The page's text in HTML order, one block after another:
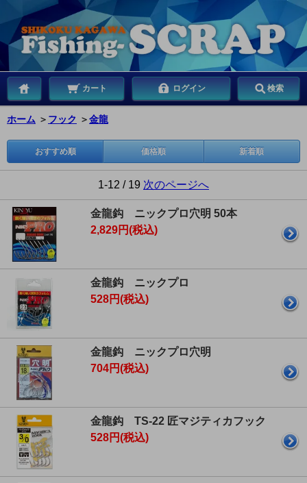
カート ログイン 検索
ホーム ＞ フック ＞金龍
おすすめ順 価格順 新着順
1-12 / 19 次のページへ
金龍鈎 ニックプロ穴明 50本
2,829円(税込)
金龍鈎 ニックプロ
528円(税込)
金龍鈎 ニックプロ穴明
704円(税込)
金龍鈎 TS-22 匠マジティカフック
528円(税込)